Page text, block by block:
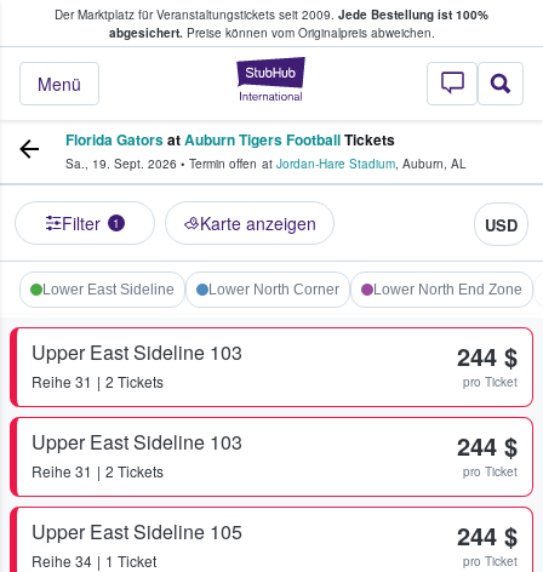
Der Marktplatz für Veranstaltungstickets seit 2009. Jede Bestellung ist 100%
abgesichert.Preise können vom Originalpreis abweichen.
StubHub - Wo
Menü
Tickets kaufen & verkaufen
Florida GatorsatAuburn Tigers FootballTickets
Sa., 19. Sept. 2026 • Termin offen at Jordan-Hare Stadium, Auburn, AL
Filter 1 Karte anzeigen USD
Lower East Sideline Lower North Corner Lower North End Zone
Upper East Sideline 103
Reihe 31 2 Tickets
244 $
pro Ticket
Upper East Sideline 103
Reihe 31 2 Tickets
244 $
pro Ticket
Upper East Sideline 105
Reihe 34 1 Ticket
244 $
pro Ticket